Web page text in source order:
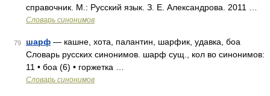
справочник. М.: Русский язык. З. Е. Александрова. 2011 …
Словарь синонимов
79 шарф — кашне, хота, палантин, шарфик, удавка, боа
Словарь русских синонимов. шарф сущ., кол во синонимов:
11 • боа (6) • горжетка …
Словарь синонимов